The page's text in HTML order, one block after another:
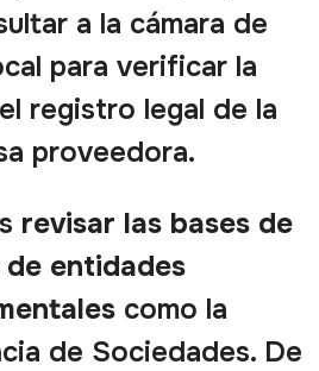
a la cámara de
para verificar la
registro legal de la
proveedora.
revisar las bases de
entidades
como la
de Sociedades. De